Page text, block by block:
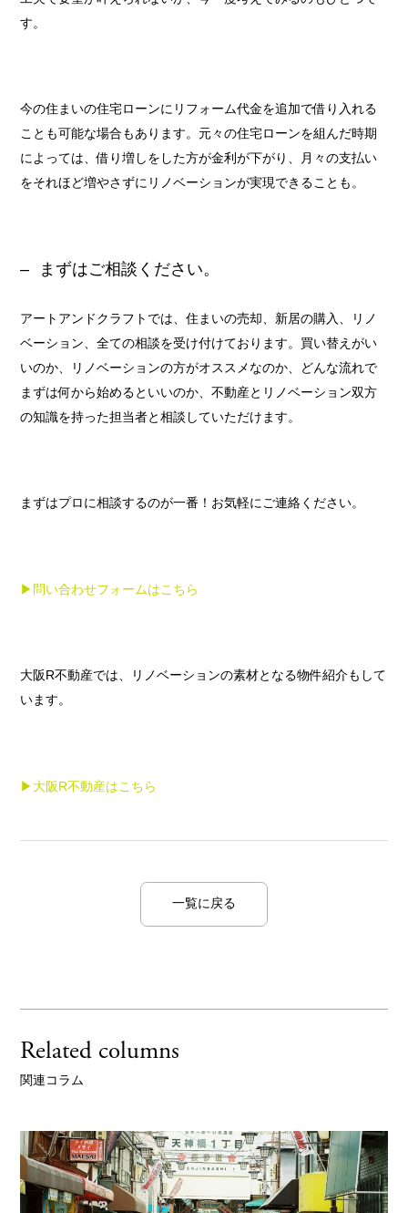
す。
今の住まいの住宅ローンにリフォーム代金を追加で借り入れる
ことも可能な場合もあります。元々の住宅ローンを組んだ時期
によっては、借り増しをした方が金利が下がり、月々の支払い
をそれほど増やさずにリノベーションが実現できることも。
まずはご相談ください。
アートアンドクラフトでは、住まいの売却、新居の購入、リノ
ベーション、全ての相談を受け付けております。買い替えがい
いのか、リノベーションの方がオススメなのか、どんな流れで
まずは何から始めるといいのか、不動産とリノベーション双方
の知識を持った担当者と相談していただけます。
まずはプロに相談するのが一番！お気軽にご連絡ください。
▶︎問い合わせフォームはこちら
大阪R不動産では、リノベーションの素材となる物件紹介もして
います。
▶︎大阪R不動産はこちら
一覧に戻る
Related columns
関連コラム